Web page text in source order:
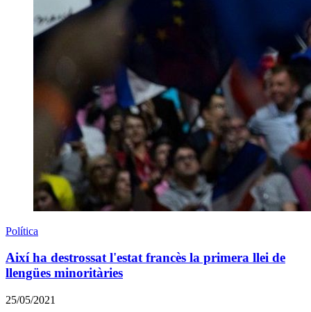
Política
Així ha destrossat l'estat francès la primera llei de
llengües minoritàries
25/05/2021